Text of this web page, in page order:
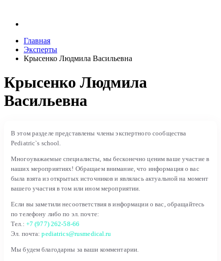
Главная
Эксперты
Крысенко Людмила Васильевна
Крысенко Людмила
Васильевна
В этом разделе представлены члены экспертного сообщества
Pediatric`s school.
Многоуважаемые специалисты, мы бесконечно ценим ваше участие в
наших мероприятиях! Обращаем внимание, что информация о вас
была взята из открытых источников и являлась актуальной на момент
вашего участия в том или ином мероприятии.
Если вы заметили несоответствия в информации о вас, обращайтесь
по телефону либо по эл. почте:
Тел.: +7 (977) 262-58-66
Эл. почта:pediatrics@rusmedical.ru
Мы будем благодарны за ваши комментарии.